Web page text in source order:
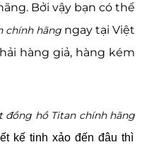
Bởi vậy bạn có thể
chính hãngngay tại Việt
hàng giả, hàng kém
đồng hồ Titan chính hãng
kế tinh xảo đến đâu thì